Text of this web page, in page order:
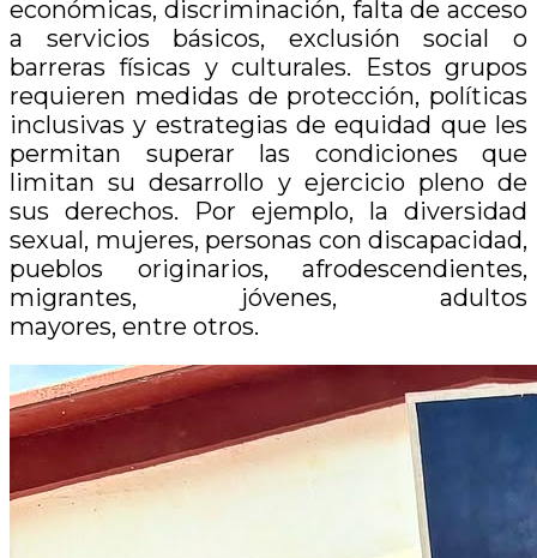
económicas, discriminación, falta de acceso
a servicios básicos, exclusión social o
barreras físicas y culturales. Estos grupos
requieren medidas de protección, políticas
inclusivas y estrategias de equidad que les
permitan superar las condiciones que
limitan su desarrollo y ejercicio pleno de
sus derechos. Por ejemplo, la diversidad
sexual, mujeres, personas con discapacidad,
pueblos originarios, afrodescendientes,
migrantes, jóvenes, adultos
mayores, entre otros.